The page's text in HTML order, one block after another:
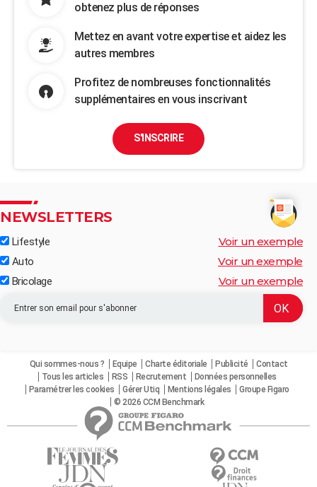
obtenez plus de réponses
Mettez en avant votre expertise et aidez les
autres membres
Profitez de nombreuses fonctionnalités
supplémentaires en vous inscrivant
S'INSCRIRE
NEWSLETTERS
Lifestyle Voir un exemple
Auto Voir un exemple
Bricolage Voir un exemple
Qui sommes-nous ? Equipe Charte éditoriale Publicité
Contact
Tous les articles
RSS Recrutement
Données personnelles
Paramétrer les cookies
Gérer Utiq Mentions légales
Groupe Figaro
© 2026 CCM Benchmark